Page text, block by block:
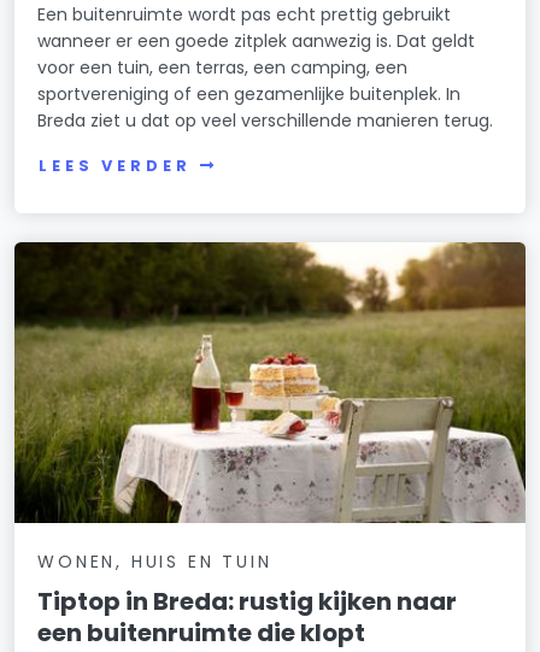
Een buitenruimte wordt pas echt prettig gebruikt
wanneer er een goede zitplek aanwezig is. Dat geldt
voor een tuin, een terras, een camping, een
sportvereniging of een gezamenlijke buitenplek. In
Breda ziet u dat op veel verschillende manieren terug.
LEES VERDER
WONEN, HUIS EN TUIN
Tiptop in Breda: rustig kijken naar
een buitenruimte die klopt